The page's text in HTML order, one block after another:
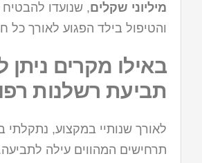
מיליוני שקלים, שנועדו להבטיח
והטיפול בילד הפגוע לאורך כל
באילו מקרים ניתן
תביעת רשלנות
לאורך שנותיי במקצוע, נתקלתי
תרחישים המהווים עילה